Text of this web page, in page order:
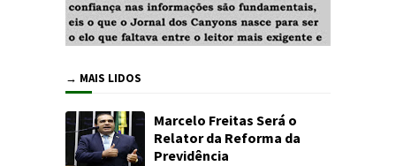
→ MAIS LIDOS
Marcelo Freitas Será o
Relator da Reforma da
Previdência